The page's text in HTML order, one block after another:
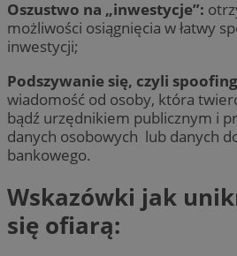
Oszustwo na „inwestycje”:
możliwości osiągnięcia w łatwy
inwestycji;
Podszywanie się, czyli
wiadomość od osoby, która
bądź urzędnikiem publicznym i
danych osobowych lub danych
bankowego.
Wskazówki jak
się ofiarą: